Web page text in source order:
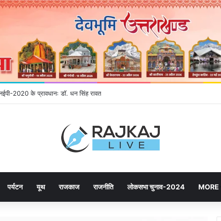
रही जनता, महायोजना-2041 पर दूसरे चरण की सुनवाई में बढ़ी भागीदारी
पर्यटन यूथ राजकाज राजनीति लोकसभा चुनाव-2024 MORE